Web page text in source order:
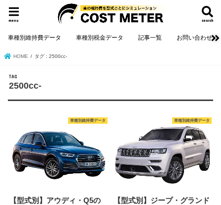
search
menu
車種別維持費データ 車種別税金データ 記事一覧 お問い合わせ
HOME タグ : 2500cc-
TAG
2500cc-
車種別維持費データ
【型式別】アウディ・Q5の
車種別維持費データ
【型式別】ジープ・グランド